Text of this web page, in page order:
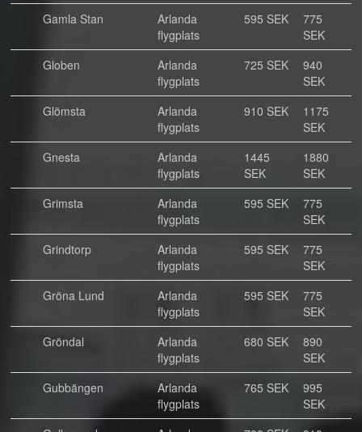
Gamla Stan
Arlanda
flygplats
595 SEK
775
SEK
Globen
Arlanda
flygplats
725 SEK
940
SEK
Glömsta
Arlanda
flygplats
910 SEK
1175
SEK
Gnesta
Arlanda
flygplats
1445
SEK
1880
SEK
Grimsta
Arlanda
flygplats
595 SEK
775
SEK
Grindtorp
Arlanda
flygplats
595 SEK
775
SEK
Gröna Lund
Arlanda
flygplats
595 SEK
775
SEK
Gröndal
Arlanda
flygplats
680 SEK
890
SEK
Gubbängen
Arlanda
flygplats
765 SEK
995
SEK